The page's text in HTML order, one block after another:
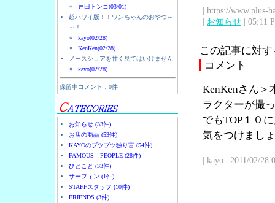
戸田トンコ(03/01)
超ハワイ版！！ワンちゃんのおやつ～
～！
kayo(02/28)
KenKen(02/28)
ノースショアを甘く見てはいけません
kayo(02/28)
保留中コメント：0件
お知らせ (33件)
お店の商品 (53件)
KAYOのブツブツ独り言 (54件)
FAMOUS PEOPLE (28件)
ひとこと (33件)
サーフィン (1件)
STAFFスタッフ (10件)
FRIENDS (3件)
| https://www.plus-
| お知らせ | 05:11
この記事に対
コメント
KenKenさん＞
ラクターが撮
でもTOP１０
気をつけまし
| kayo | 2011/02/28